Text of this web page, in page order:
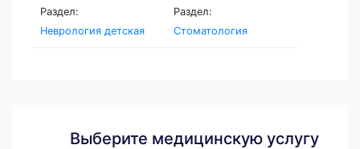
Раздел:
Неврология детская
Раздел:
Стоматология
Выберите медицинскую услугу